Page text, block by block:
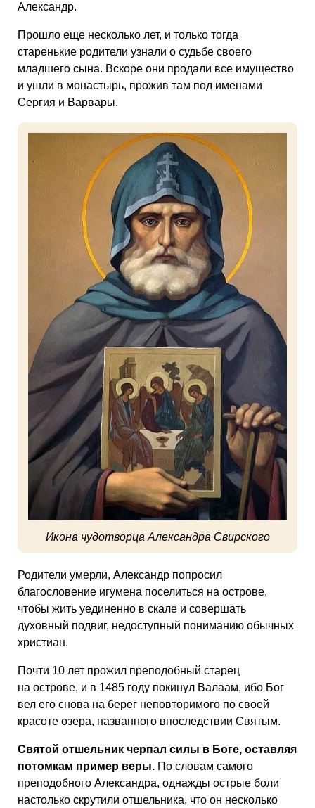
Александр.
Прошло еще несколько лет, и только тогда
старенькие родители узнали о судьбе своего
младшего сына. Вскоре они продали все имущество
и ушли в монастырь, прожив там под именами
Сергия и Варвары.
Икона чудотворца Александра Свирского
Родители умерли, Александр попросил
благословение игумена поселиться на острове,
чтобы жить уединенно в скале и совершать
духовный подвиг, недоступный пониманию обычных
христиан.
Почти 10 лет прожил преподобный старец
на острове, и в 1485 году покинул Валаам, ибо Бог
вел его снова на берег неповторимого по своей
красоте озера, названного впоследствии Святым.
Святой отшельник черпал силы в Боге, оставляя
потомкам пример веры. По словам самого
преподобного Александра, однажды острые боли
настолько скрутили отшельника, что он несколько